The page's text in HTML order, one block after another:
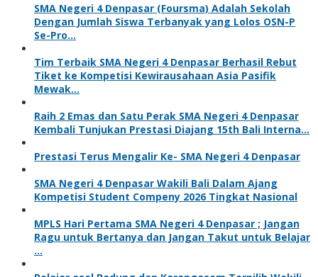
SMA Negeri 4 Denpasar (Foursma) Adalah Sekolah
Dengan Jumlah Siswa Terbanyak yang Lolos OSN-P
Se-Pro…
Tim Terbaik SMA Negeri 4 Denpasar Berhasil Rebut
Tiket ke Kompetisi Kewirausahaan Asia Pasifik
Mewak…
Raih 2 Emas dan Satu Perak SMA Negeri 4 Denpasar
Kembali Tunjukan Prestasi Diajang 15th Bali Interna…
Prestasi Terus Mengalir Ke- SMA Negeri 4 Denpasar
SMA Negeri 4 Denpasar Wakili Bali Dalam Ajang
Kompetisi Student Compeny 2026 Tingkat Nasional
MPLS Hari Pertama SMA Negeri 4 Denpasar ; Jangan
Ragu untuk Bertanya dan Jangan Takut untuk Belajar
…